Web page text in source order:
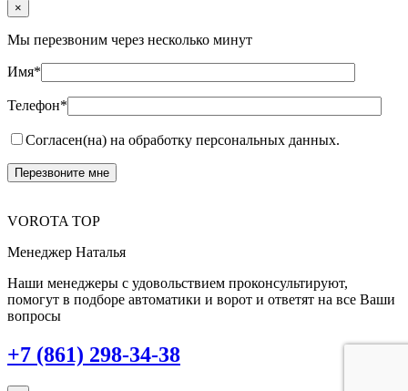
×
Мы перезвоним через несколько минут
Имя*
Телефон*
Согласен(на) на обработку персональных данных.
VOROTA TOP
Менеджер Наталья
Наши менеджеры с удовольствием проконсультируют,
помогут в подборе автоматики и ворот и ответят на все Ваши
вопросы
+7 (861) 298-34-38